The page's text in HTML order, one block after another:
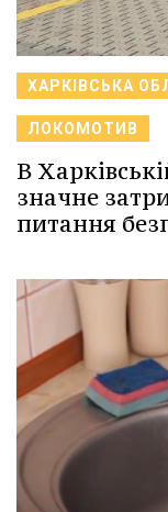
ХАРКІВСЬКА
ЛОКОМОТИВ
В
значне
питання